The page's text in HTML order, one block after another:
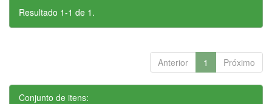
Resultado 1-1 de 1.
Anterior 1 Próximo
Conjunto de itens: